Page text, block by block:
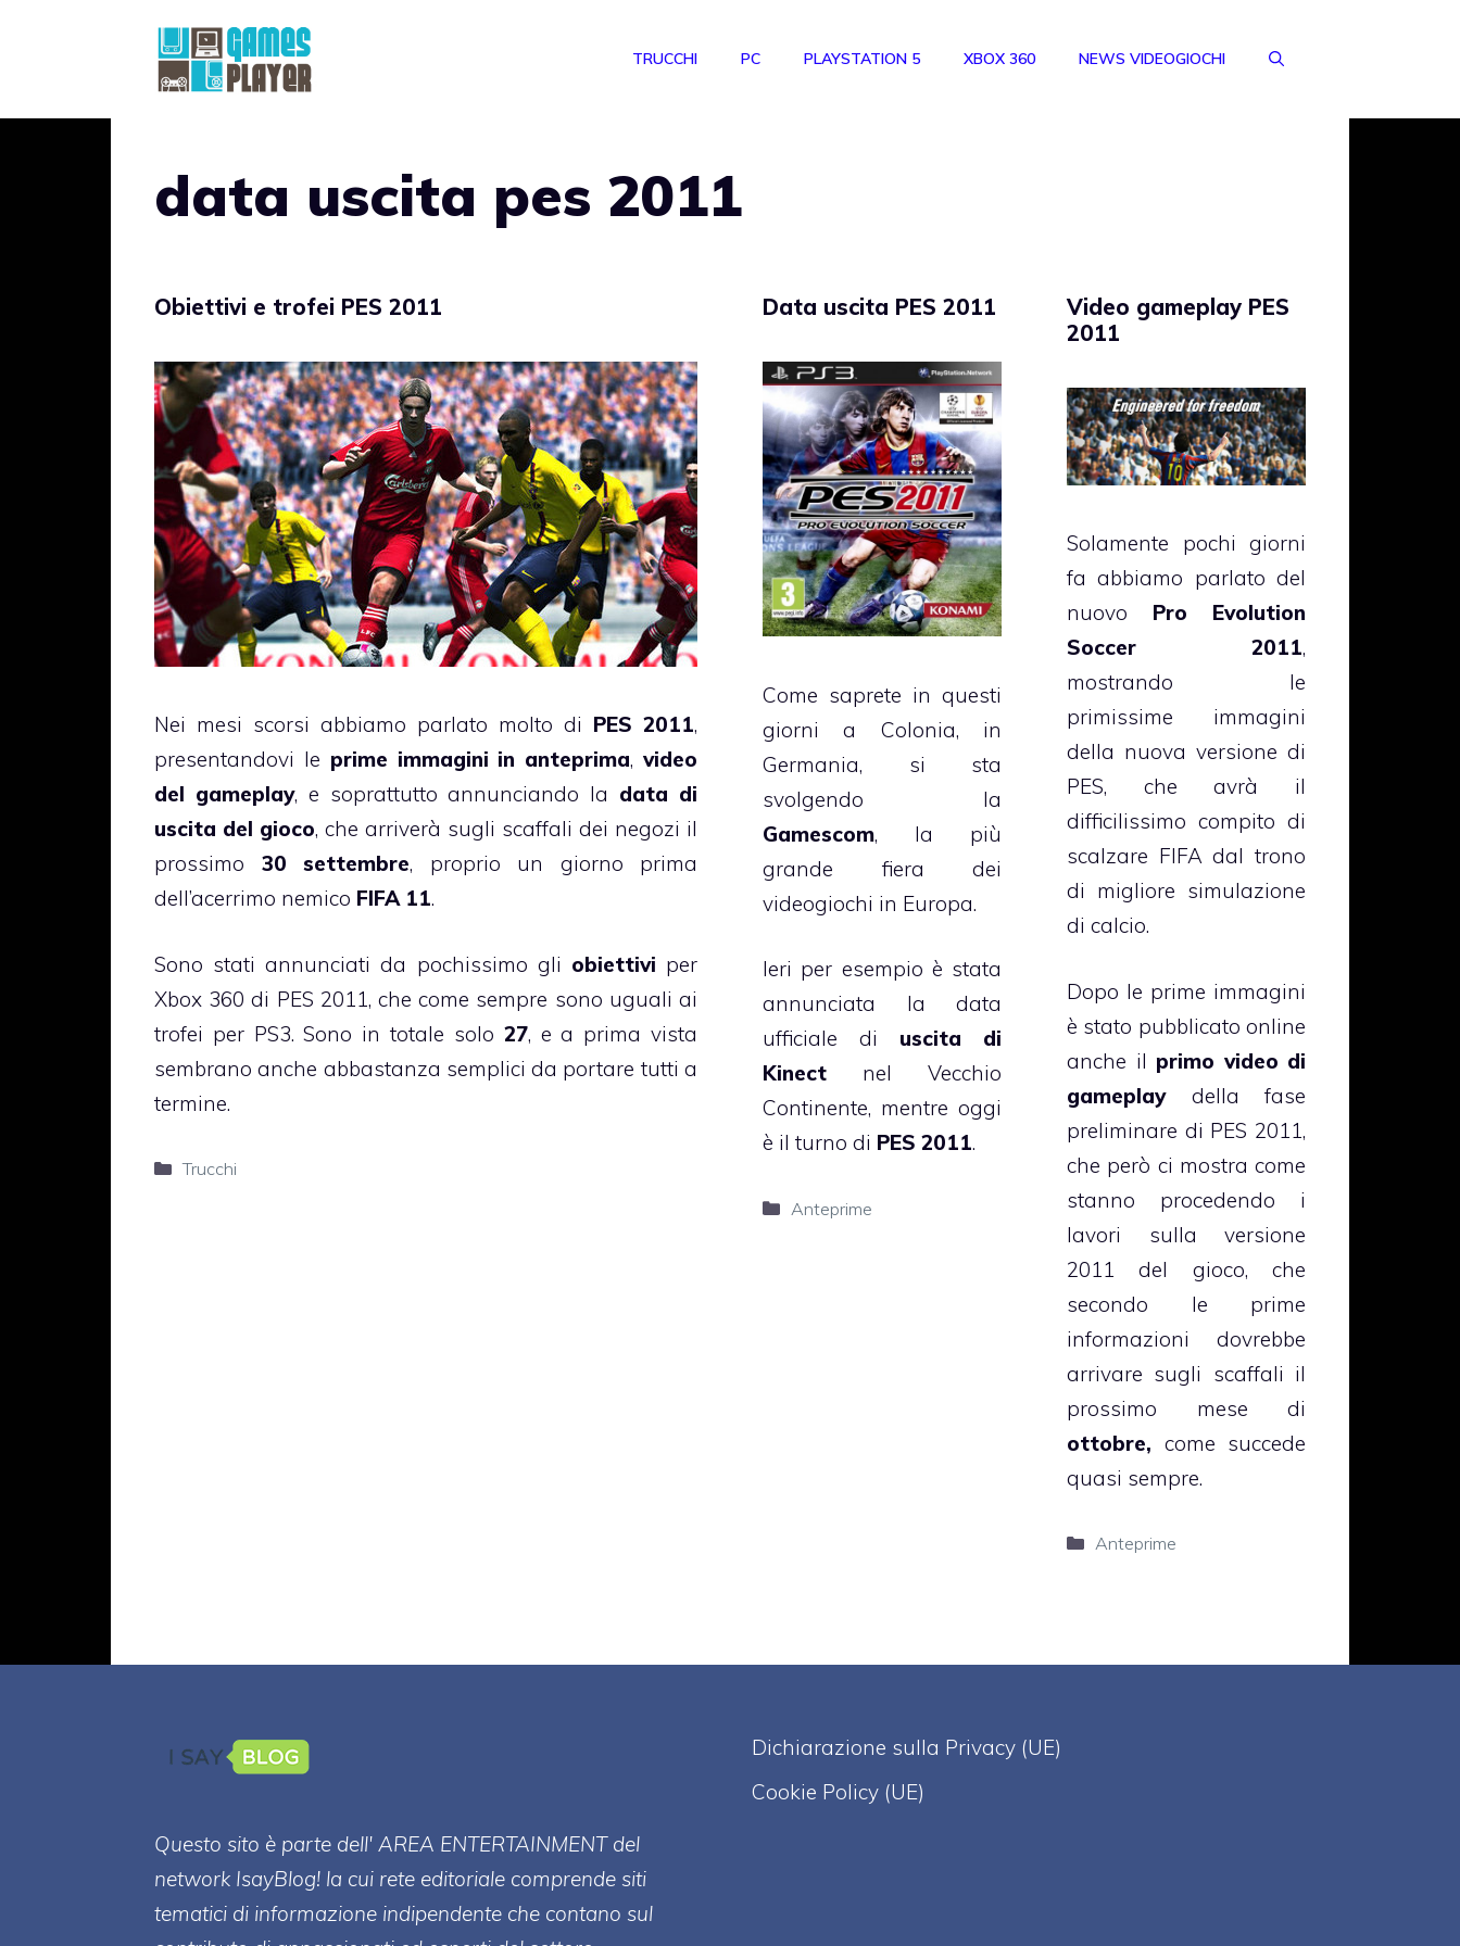
TRUCCHI PC PLAYSTATION 5 XBOX 360 NEWS VIDEOGIOCHI
data uscita pes 2011
Obiettivi e trofei PES 2011
Nei mesi scorsi abbiamo parlato molto di PES 2011,
presentandovi le prime immagini in anteprima,video
del gameplay, e soprattutto annunciando la data di
uscita del gioco, che arriverà sugli scaffali dei negozi il
prossimo 30 settembre, proprio un giorno prima
dell’acerrimo nemico FIFA 11.
Sono stati annunciati da pochissimo gli obiettivi per
Xbox 360 di PES 2011, che come sempre sono uguali ai
trofei per PS3. Sono in totale solo 27, e a prima vista
sembrano anche abbastanza semplici da portare tutti a
termine.
Categorie
Trucchi
Data uscita PES 2011
Come saprete in questi
giorni a Colonia, in
Germania, si sta
svolgendo la
Gamescom, la più
grande fiera dei
videogiochi in Europa.
Ieri per esempio è stata
annunciata la data
ufficiale di uscita di
Kinect nel Vecchio
Continente, mentre oggi
è il turno di PES 2011.
Categorie
Anteprime
Video gameplay PES
2011
Solamente pochi giorni
fa abbiamo parlato del
nuovo Pro Evolution
Soccer 2011,
mostrando le
primissime immagini
della nuova versione di
PES, che avrà il
difficilissimo compito di
scalzare FIFA dal trono
di migliore simulazione
di calcio.
Dopo le prime immagini
è stato pubblicato online
anche il primo video di
gameplaydella fase
preliminare di PES 2011,
che però ci mostra come
stanno procedendo i
lavori sulla versione
2011 del gioco, che
secondo le prime
informazioni dovrebbe
arrivare sugli scaffali il
prossimo mese di
ottobre, come succede
quasi sempre.
Categorie
Anteprime
Questo sito è parte dell' AREA ENTERTAINMENT del
network IsayBlog! la cui rete editoriale comprende siti
tematici di informazione indipendente che contano sul
Dichiarazione sulla Privacy (UE)
Cookie Policy (UE)